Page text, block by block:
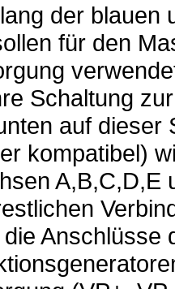
der blauen
für den
Schaltung
auf dieser
kompatibel)